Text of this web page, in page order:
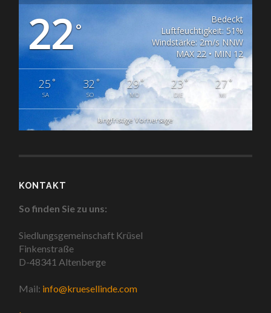
22°
Bedeckt
Luftfeuchtigkeit: 51%
Windstärke: 2m/s NNW
MAX 22 • MIN 12
25°
SA
32 °
SO
29°
MO
23°
DIE
27°
MI
langfristige Vorhersage
KONTAKT
So finden Sie zu uns:
Siedlungsgemeinschaft Krüsel
Finkenstraße
D-48341 Altenberge
Mail: info@kruesellinde.com